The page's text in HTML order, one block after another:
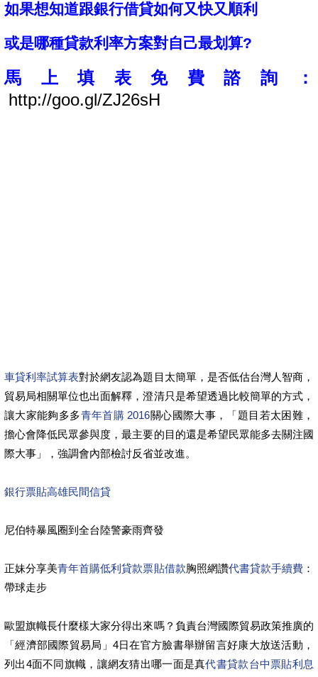
如果想知道跟銀行借貸如何又快又順利
或是哪種貸款利率方案對自己最划算?
馬上填表免費諮詢：
車貸利率試算表對於網友認為題目太簡單，是否低估台灣人智商，
貿易局相關單位也出面解釋，澄清只是希望透過比較簡單的方式，
讓大家能夠多多青年首購 2016關心國際大事，「題目若太困難，
擔心會降低民眾參與度，最主要的目的還是希望民眾能多去關注國
際大事」，強調會內部檢討反省並改進。
銀行票貼高雄民間信貸
尼伯特暴風圈到全台陸警豪雨齊發
正妹分享美青年首購低利貸款票貼借款胸照網讚代書貸款手續費 ：
帶球走步
歐盟旗幟長什麼樣大家分得出來嗎？負責台灣國際貿易政策推廣的
「經濟部國際貿易局」4日在官方臉書舉辦留言好康大放送活動，
列出4面不同旗幟，讓網友猜出哪一面是真代書貸款台中票貼利息